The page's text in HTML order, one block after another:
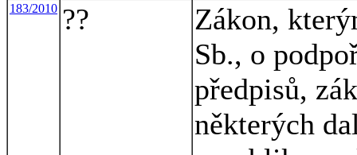
183/2010 ??
Zákon,
Sb., o
předpisů,
některých